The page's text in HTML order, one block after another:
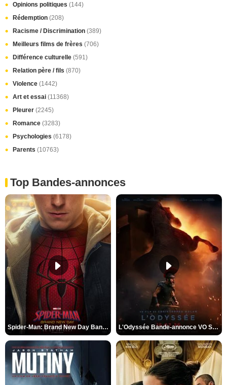
Opinions politiques (144)
Rédemption (208)
Racisme / Discrimination (389)
Meilleurs films de frères (706)
Différence culturelle (591)
Relation père / fils (870)
Violence (1442)
Art et essai (11368)
Pleurer (2245)
Romance (3283)
Psychologies (6178)
Parents (10763)
Top Bandes-annonces
Spider-Man: Brand New Day Bande-annonce VO STFR L'Odyssée Bande-annonce VO STFR